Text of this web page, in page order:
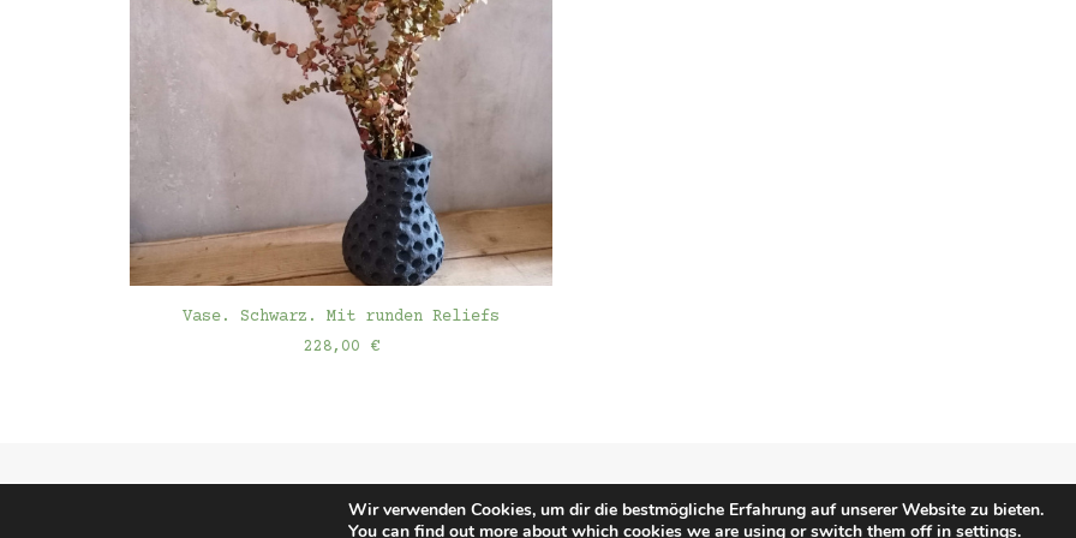
WEITERLESEN
Vase. Schwarz. Mit runden Reliefs
228,00 €
1 … 3 4 5
Wir verwenden Cookies, um dir die bestmögliche Erfahrung auf unserer Website zu bieten.
You can find out more about which cookies we are using or switch them off insettings.